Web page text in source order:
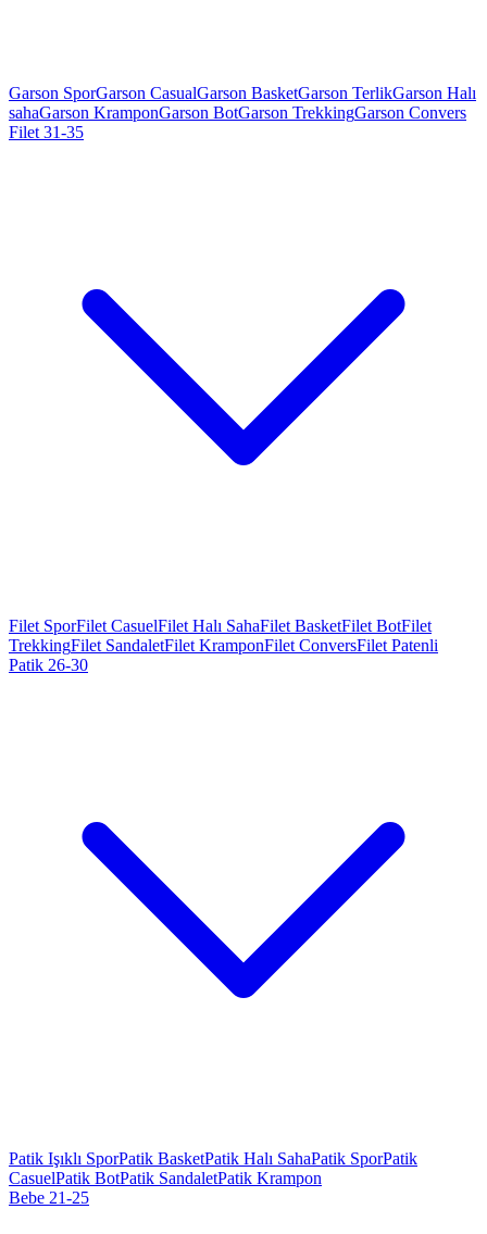
Garson SporGarson CasualGarson BasketGarson TerlikGarson Halı
sahaGarson KramponGarson BotGarson TrekkingGarson Convers
Filet 31-35
Filet SporFilet CasuelFilet Halı SahaFilet BasketFilet BotFilet
TrekkingFilet SandaletFilet KramponFilet ConversFilet Patenli
Patik 26-30
Patik Işıklı SporPatik BasketPatik Halı SahaPatik SporPatik
CasuelPatik BotPatik SandaletPatik Krampon
Bebe 21-25